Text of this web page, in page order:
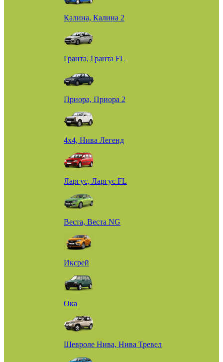
Калина, Калина 2
Гранта, Гранта FL
Приора, Приора 2
4х4, Нива Легенд
Ларгус, Ларгус FL
Веста, Веста NG
Иксрей
Ока
Шевроле Нива, Нива Тревел